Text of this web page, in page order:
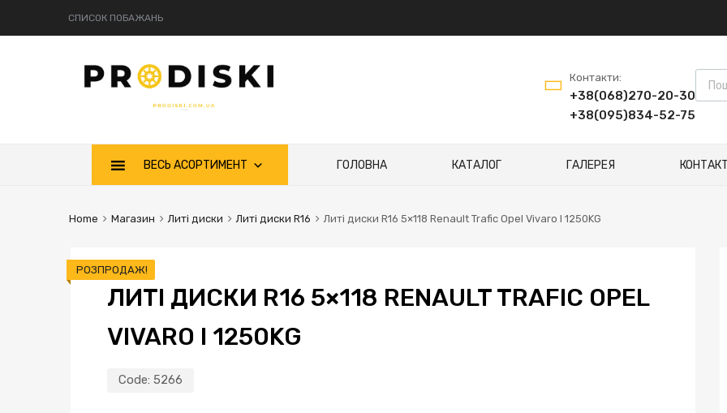
СПИСОК ПОБАЖАНЬ
Контакти:
+38(068)270-20-30
+38(095)834-52-75
ВЕСЬ АСОРТИМЕНТ ГОЛОВНА КАТАЛОГ ГАЛЕРЕЯ
Home Магазин Литі диски Литі диски R16 Литі диски R16 5×118 Renault Trafic Opel Vivaro I 1250KG
ЛИТІ ДИСКИ R16 5×118 RENAULT TRAFIC OPEL
VIVARO I 1250KG
Code: 5266
РОЗПРОДАЖ!